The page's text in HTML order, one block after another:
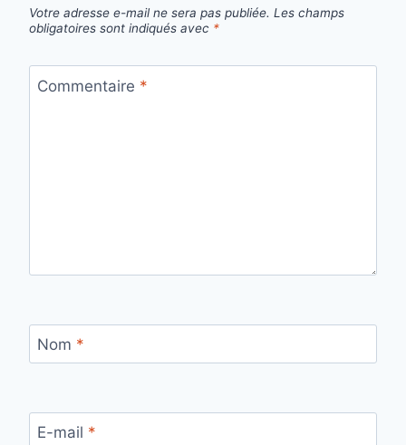
Votre adresse e-mail ne sera pas publiée. Les champs
obligatoires sont indiqués avec *
Commentaire *
Nom *
E-mail *